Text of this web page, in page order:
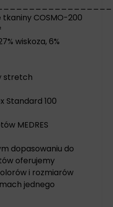
COSMO-200
wiskoza, 6%
stretch
Standard 100
MEDRES
dopasowaniu do
oferujemy
i rozmiarów
jednego